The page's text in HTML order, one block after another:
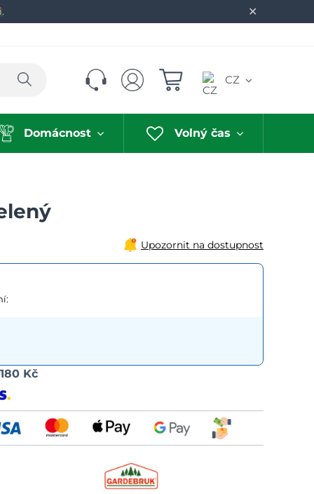
✕
Hledat CZ
Domácnost Volný čas
Upozornit na dostupnost
180 Kč